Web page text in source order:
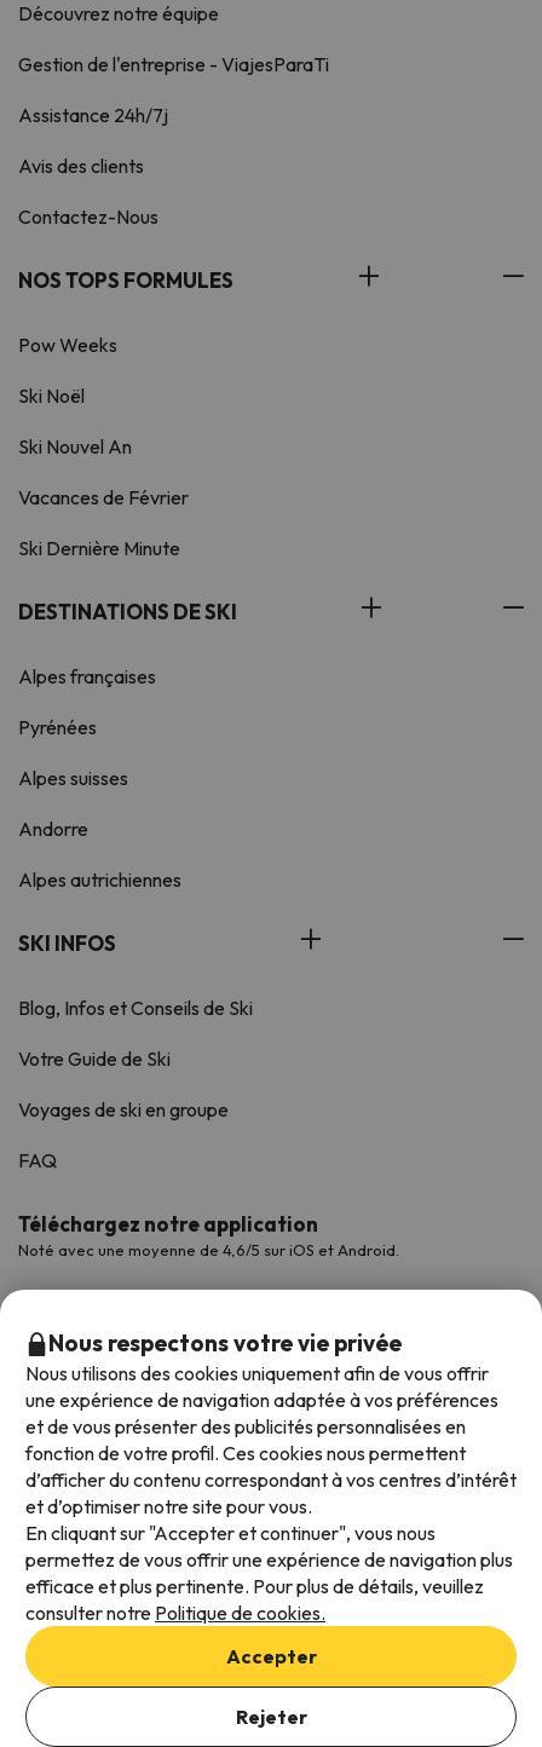
Découvrez notre équipe
Gestion de l'entreprise - ViajesParaTi
Assistance 24h/7j
Avis des clients
Contactez-Nous
NOS TOPS FORMULES
Pow Weeks
Ski Noël
Ski Nouvel An
Vacances de Février
Ski Dernière Minute
DESTINATIONS DE SKI
Alpes françaises
Pyrénées
Alpes suisses
Andorre
Alpes autrichiennes
SKI INFOS
Blog, Infos et Conseils de Ski
Votre Guide de Ski
Voyages de ski en groupe
FAQ
Téléchargez notre application
Noté avec une moyenne de 4,6/5 sur iOS et Android.
Modes de paiement disponibles
Conditions générales d'utilisation
Protection des données
Politique en matière de cookies
Nous respectons votre vie privée
Nous utilisons des cookies uniquement afin de vous offrir
une expérience de navigation adaptée à vos préférences
et de vous présenter des publicités personnalisées en
fonction de votre profil. Ces cookies nous permettent
d’afficher du contenu correspondant à vos centres d’intérêt
et d’optimiser notre site pour vous.
En cliquant sur "Accepter et continuer", vous nous
permettez de vous offrir une expérience de navigation plus
efficace et plus pertinente. Pour plus de détails, veuillez
consulter notre Politique de cookies.
Accepter
Rejeter